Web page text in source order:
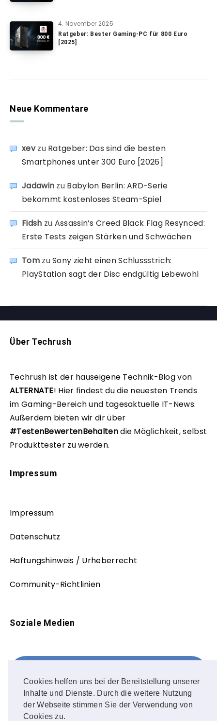
Cookies helfen uns bei der Bereitstellung unserer
Inhalte und Dienste. Durch die weitere Nutzung
der Webseite stimmen Sie der Verwendung von
Cookies zu.
4. November 2025
Ratgeber: Bester Gaming-PC für 800 Euro
[2025]
Neue Kommentare
xevzu Ratgeber: Das sind die besten
Smartphones unter 300 Euro [2026]
Jadawin zu Babylon Berlin: ARD-Serie
bekommt kostenloses Steam-Spiel
Fidsh zu Assassin’s Creed Black Flag Resynced:
Erste Tests zeigen Stärken und Schwächen
TomzuSony zieht einen Schlussstrich:
PlayStation sagt der Disc endgültig Lebewohl
Über Techrush
Techrush ist der hauseigene Technik-Blog von
ALTERNATE! Hier findest du die neuesten Trends
im Gaming-Bereich und tagesaktuelle IT-News.
Außerdem bieten wir dir über
#TestenBewertenBehaltendie Möglichkeit, selbst
Produkttester zu werden.
Impressum
Impressum
Datenschutz
Haftungshinweis / Urheberrecht
Community-Richtlinien
Soziale Medien
FOLLOW ME!
Instagram
OUR PHOTOS!